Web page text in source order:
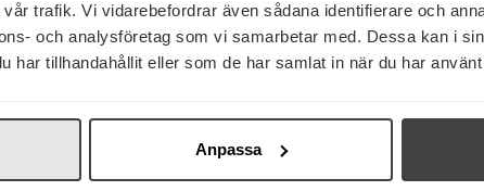
trafik. Vi vidarebefordrar även sådana identifierare och
och analysföretag som vi samarbetar med. Dessa kan i
har tillhandahållit eller som de har samlat in när du har
Anpassa
Albert Ménès
Svartpeppar Hel 75g
Albert Ménès Paprika
70g
Albert Ménès
10g